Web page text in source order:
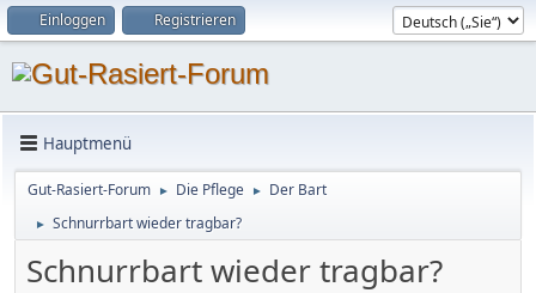
Einloggen Registrieren
Hauptmenü
Gut-Rasiert-Forum ► Die Pflege ► Der Bart
► Schnurrbart wieder tragbar?
Schnurrbart wieder tragbar?